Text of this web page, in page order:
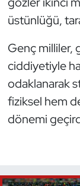
üstünlüğü,
Genç milliler,
ciddiyetiyle
odaklanarak
fiziksel hem
dönemi
Triatlon
Voleybol
Vücut
Wushu
Yüzme